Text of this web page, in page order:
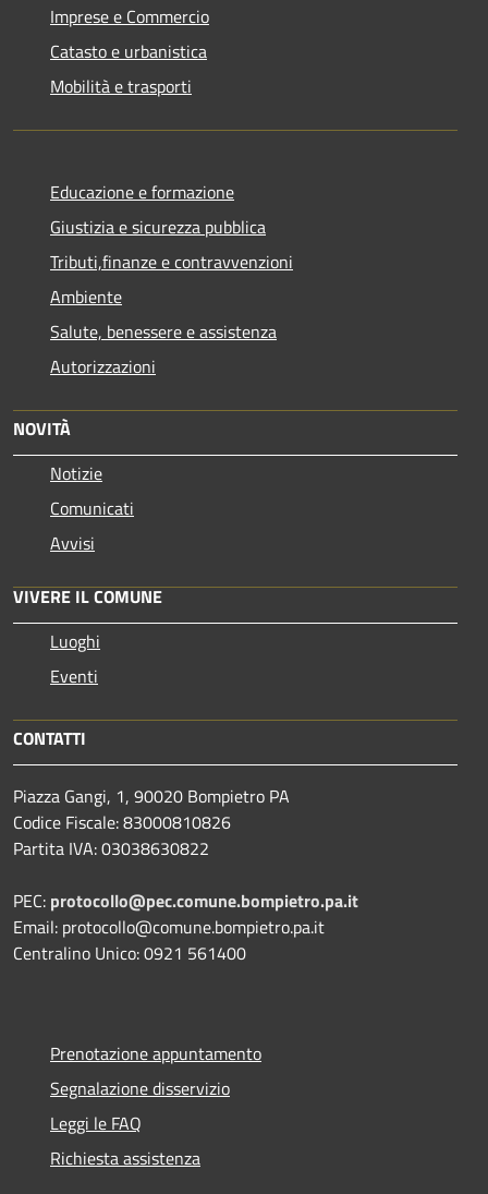
Imprese e Commercio
Catasto e urbanistica
Mobilità e trasporti
Educazione e formazione
Giustizia e sicurezza pubblica
Tributi,finanze e contravvenzioni
Ambiente
Salute, benessere e assistenza
Autorizzazioni
NOVITÀ
Notizie
Comunicati
Avvisi
VIVERE IL COMUNE
Luoghi
Eventi
CONTATTI
Piazza Gangi, 1, 90020 Bompietro PA
Codice Fiscale: 83000810826
Partita IVA: 03038630822
PEC: protocollo@pec.comune.bompietro.pa.it
Email: protocollo@comune.bompietro.pa.it
Centralino Unico: 0921 561400
Prenotazione appuntamento
Segnalazione disservizio
Leggi le FAQ
Richiesta assistenza